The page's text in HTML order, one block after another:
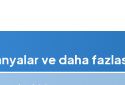
ve daha